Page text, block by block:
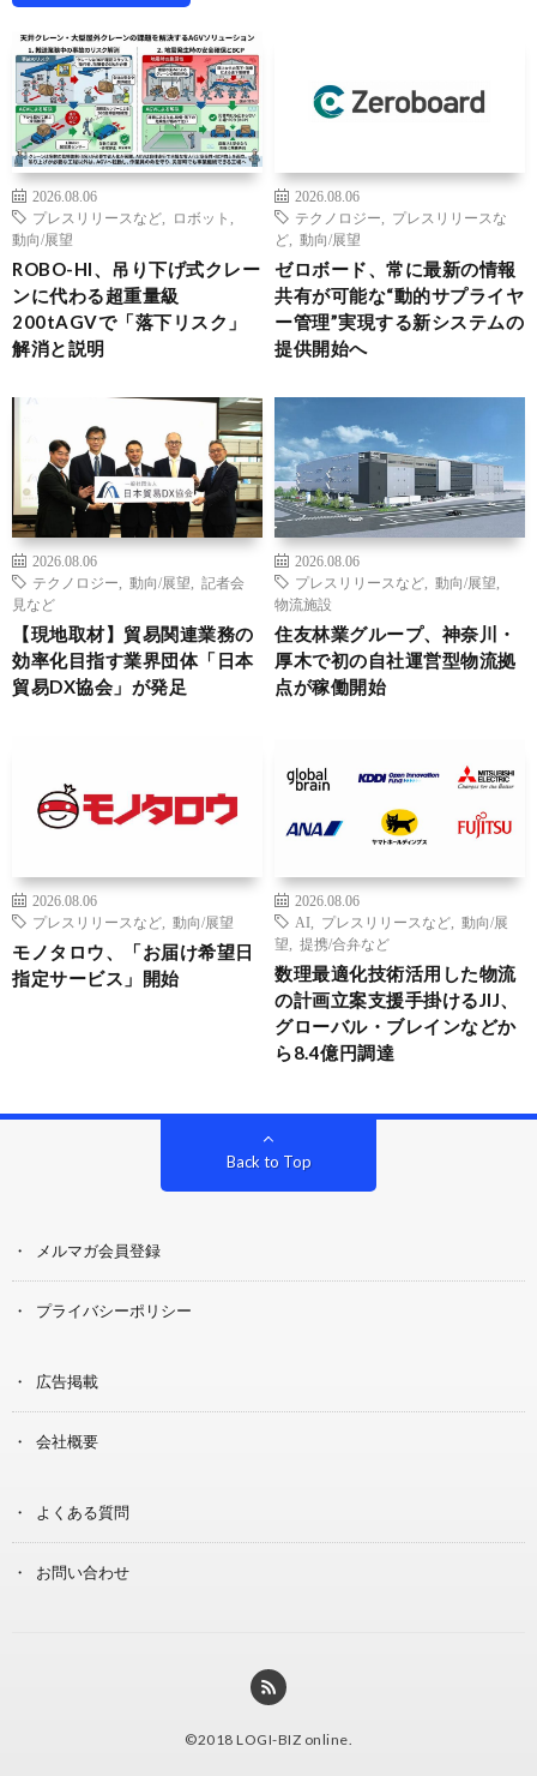
2026.08.06
プレスリリースなど
ロボット
動向/展望
ROBO-HI、吊り下げ式クレー
ンに代わる超重量級
200tAGVで「落下リスク」
解消と説明
2026.08.06
テクノロジー
プレスリリースな
ど
動向/展望
ゼロボード、常に最新の情報
共有が可能な“動的サプライヤ
ー管理”実現する新システムの
提供開始へ
2026.08.06
テクノロジー
動向/展望
記者会
見など
【現地取材】貿易関連業務の
効率化目指す業界団体「日本
貿易DX協会」が発足
2026.08.06
プレスリリースなど
動向/展望
物流施設
住友林業グループ、神奈川・
厚木で初の自社運営型物流拠
点が稼働開始
2026.08.06
プレスリリースなど
動向/展望
モノタロウ、「お届け希望日
指定サービス」開始
2026.08.06
AI
プレスリリースなど
動向/展
望
提携/合弁など
数理最適化技術活用した物流
の計画立案支援手掛けるJIJ、
グローバル・ブレインなどか
ら8.4億円調達
Back to Top
メルマガ会員登録
プライバシーポリシー
広告掲載
会社概要
よくある質問
お問い合わせ
©2018 LOGI-BIZ online